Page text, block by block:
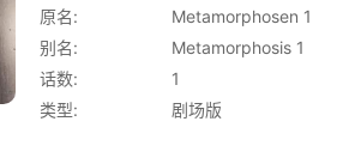
原名:
Metamorphosen 1
别名:
Metamorphosis 1
话数:
1
类型:
剧场版